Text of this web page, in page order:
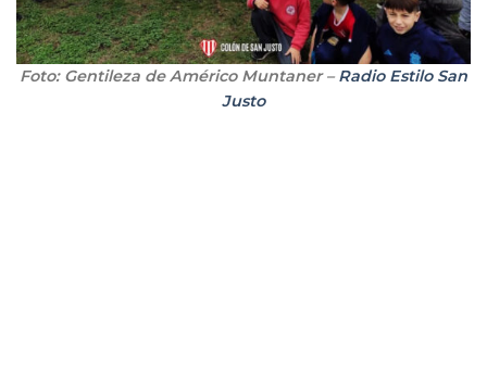
Foto: Gentileza de Américo Muntaner – Radio Estilo San
Justo